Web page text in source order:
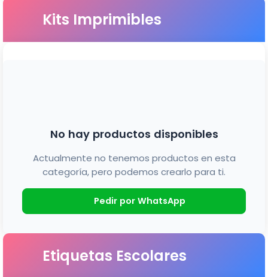
Kits Imprimibles
No hay productos disponibles
Actualmente no tenemos productos en esta
categoría, pero podemos crearlo para ti.
Pedir por WhatsApp
Etiquetas Escolares